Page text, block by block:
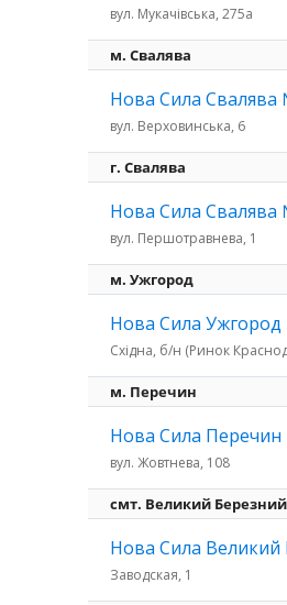
вул. Мукачівська, 275а
м. Свалява
Нова Сила Свалява
вул. Верховинська, 6
г. Свалява
Нова Сила Свалява
вул. Першотравнева, 1
м. Ужгород
Нова Сила Ужгород
Східна, б/н (Ринок
м. Перечин
Нова Сила
вул. Жовтнева, 108
смт. Великий Березний
Нова Сила Великий
Заводская, 1